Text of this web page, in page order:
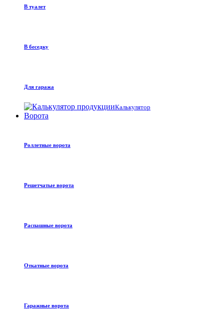
В туалет
В беседку
Для гаража
Калькулятор
Ворота
Роллетные ворота
Решетчатые ворота
Распашные ворота
Откатные ворота
Гаражные ворота